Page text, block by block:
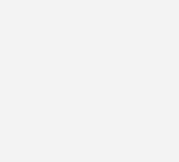
Teil 2